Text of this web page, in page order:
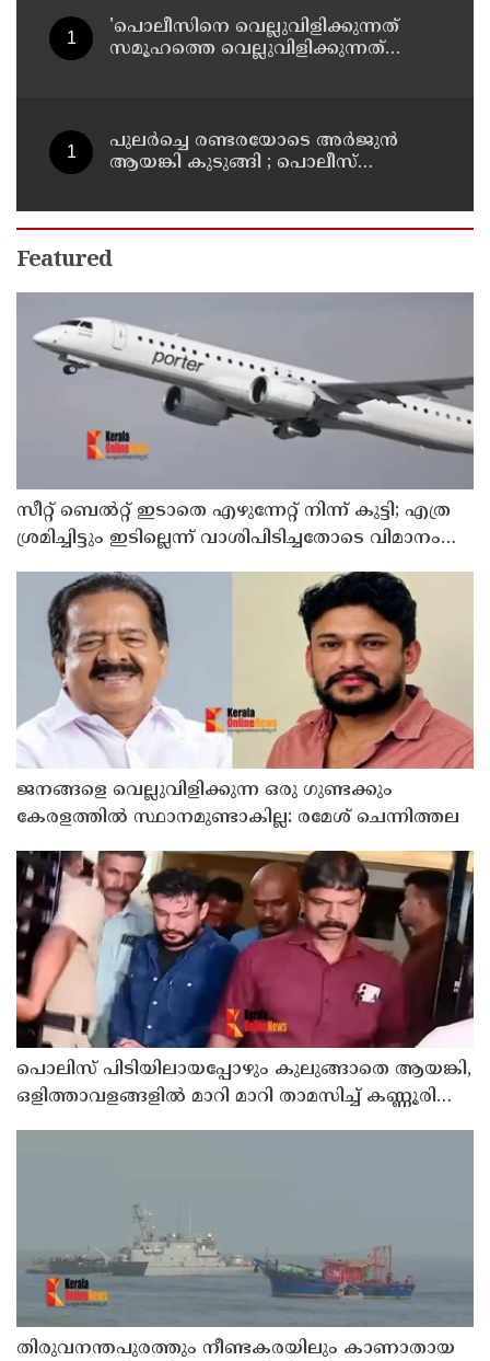
'പൊലീസിനെ വെല്ലുവിളിക്കുന്നത്
സമൂഹത്തെ വെല്ലുവിളിക്കുന്നത്
പുലര്‍ച്ചെ രണ്ടരയോടെ അര്‍ജുന്‍
ആയങ്കി കുടുങ്ങി ; പൊലീസ്
Featured
സീറ്റ് ബെല്‍റ്റ് ഇടാതെ എഴുന്നേറ്റ് നിന്ന് കുട്ടി; എത്ര
ശ്രമിച്ചിട്ടും ഇടില്ലെന്ന് വാശിപിടിച്ചതോടെ വിമാനം
ജനങ്ങളെ വെല്ലുവിളിക്കുന്ന ഒരു ഗുണ്ടക്കും
കേരളത്തില്‍ സ്ഥാനമുണ്ടാകില്ല: രമേശ് ചെന്നിത്തല
പൊലിസ് പിടിയിലായപ്പോഴും കുലുങ്ങാതെ ആയങ്കി,
ഒളിത്താവളങ്ങളില്‍ മാറി മാറി താമസിച്ച് കണ്ണൂരിലെ
തിരുവനന്തപുരത്തും നീണ്ടകരയിലും കാണാതായ